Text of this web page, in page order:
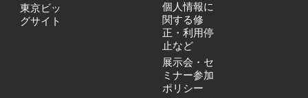
東京ビッ
グサイト
個人情報に
関する修
正・利用停
止など
展示会・セ
ミナー参加
ポリシー